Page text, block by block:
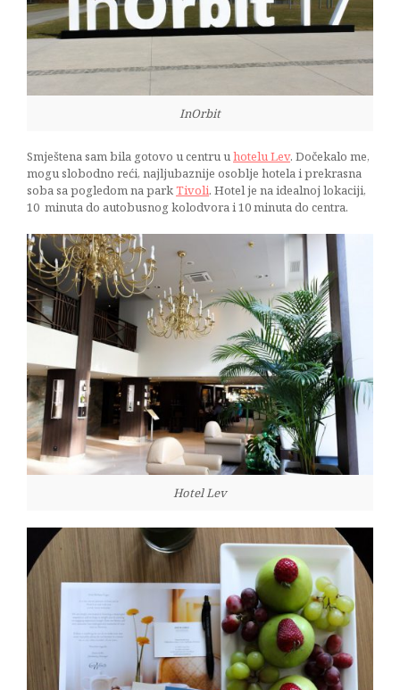
InOrbit
Smještena sam bila gotovo u centru uhotelu Lev. Dočekalo me,
mogu slobodno reći, najljubaznije osoblje hotela i prekrasna
soba sa pogledom na parkTivoli. Hotel je na idealnoj lokaciji,
10 minuta do autobusnog kolodvora i 10 minuta do centra.
Hotel Lev